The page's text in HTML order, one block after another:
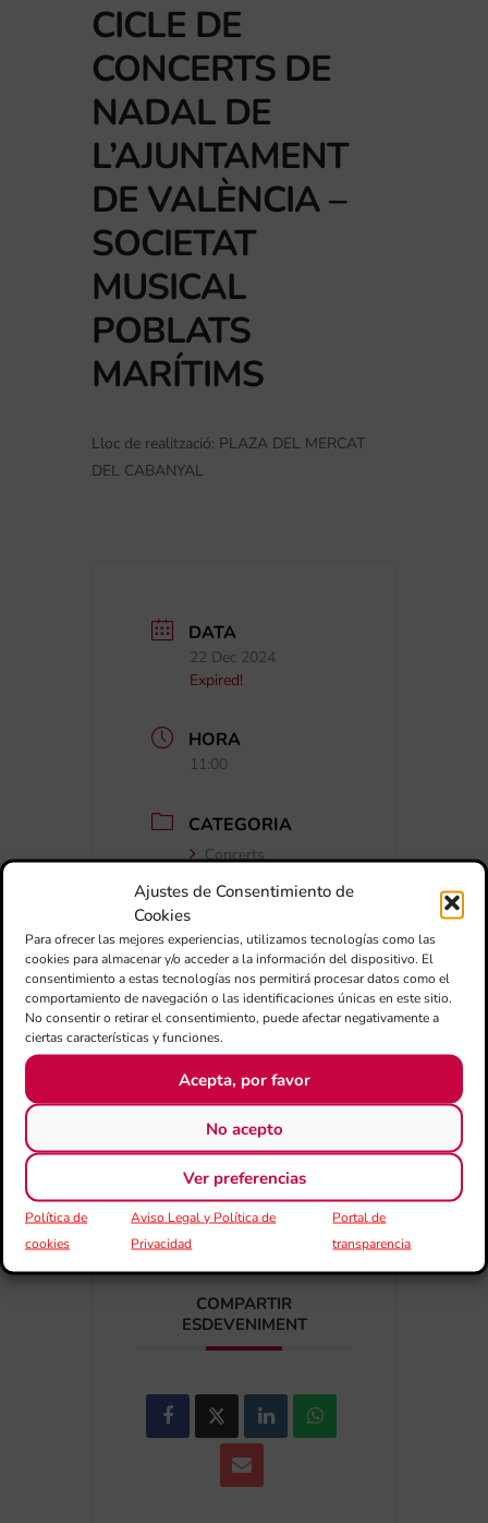
Ajustes de Consentimiento de
Cookies
Para ofrecer las mejores experiencias, utilizamos tecnologías como las
cookies para almacenar y/o acceder a la información del dispositivo. El
consentimiento a estas tecnologías nos permitirá procesar datos como el
comportamiento de navegación o las identificaciones únicas en este sitio.
No consentir o retirar el consentimiento, puede afectar negativamente a
ciertas características y funciones.
Acepta, por favor
No acepto
Ver preferencias
Política de
cookies
Aviso Legal y Política de
Privacidad
Portal de
transparencia
CICLE DE
CONCERTS DE
NADAL DE
L’AJUNTAMENT
DE VALÈNCIA –
SOCIETAT
MUSICAL
POBLATS
MARÍTIMS
Lloc de realització: PLAZA DEL MERCAT
DEL CABANYAL
DATA
22 Dec 2024
Expired!
HORA
11:00
CATEGORIA
Concerts
+ Afegir a Google Calendar
COMPARTIR
ESDEVENIMENT